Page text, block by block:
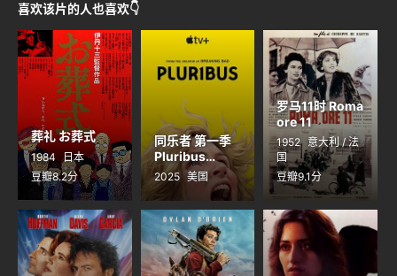
喜欢该片的人也喜欢👇
葬礼 お葬式
1984 日本
豆瓣8.2分
同乐者 第一季
Pluribus
Season 1
2025 美国
罗马11时 Roma
ore 11
1952 意大利 / 法
国
豆瓣9.1分